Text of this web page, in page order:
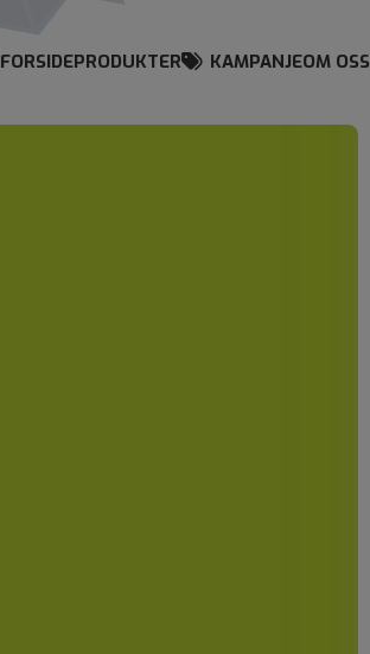
FORSIDEPRODUKTER KAMPANJEOM OSS